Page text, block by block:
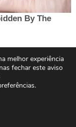
melhor experiência
fechar este aviso